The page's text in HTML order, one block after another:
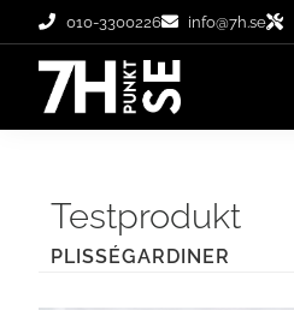
010-3300226 info@7h.se
Testprodukt
PLISSÉGARDINER